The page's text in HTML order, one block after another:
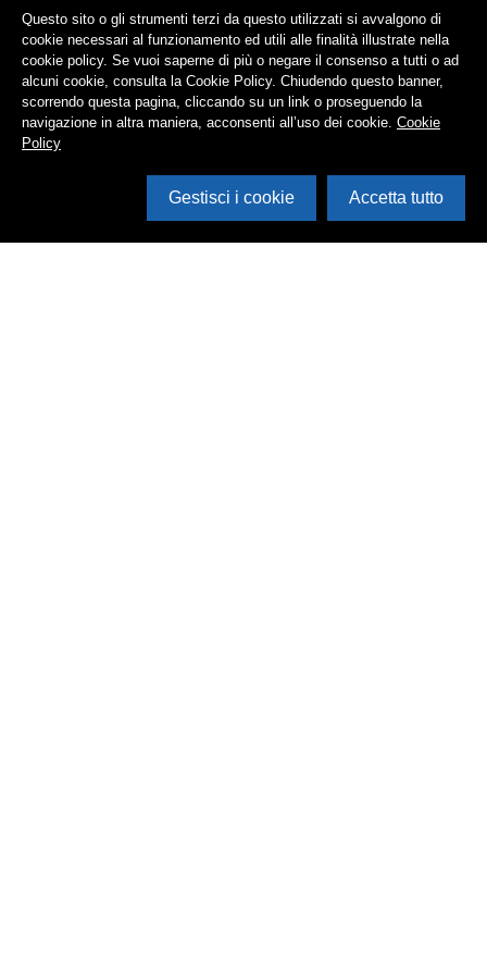
Questo sito o gli strumenti terzi da questo utilizzati si avvalgono di
cookie necessari al funzionamento ed utili alle finalità illustrate nella
cookie policy. Se vuoi saperne di più o negare il consenso a tutti o ad
alcuni cookie, consulta la Cookie Policy. Chiudendo questo banner,
scorrendo questa pagina, cliccando su un link o proseguendo la
navigazione in altra maniera, acconsenti all’uso dei cookie. Cookie
Policy
Gestisci i cookie Accetta tutto